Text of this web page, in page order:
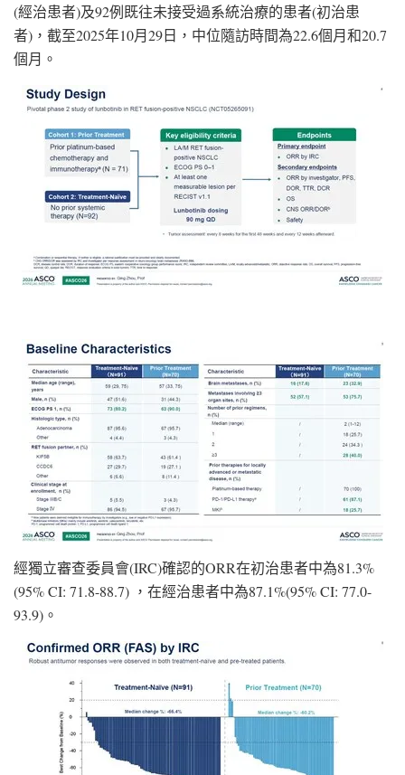
(經治患者)及92例既往未接受過系統治療的患者(初治患
者)，截至2025年10月29日，中位隨訪時間為22.6個月和20.7
個月。
經獨立審查委員會(IRC)確認的ORR在初治患者中為81.3%
(95% CI: 71.8-88.7) ，在經治患者中為87.1%(95% CI: 77.0-
93.9)。